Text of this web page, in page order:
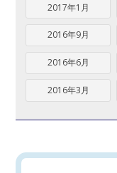
2017年1月
2016年9月
2016年6月
2016年3月